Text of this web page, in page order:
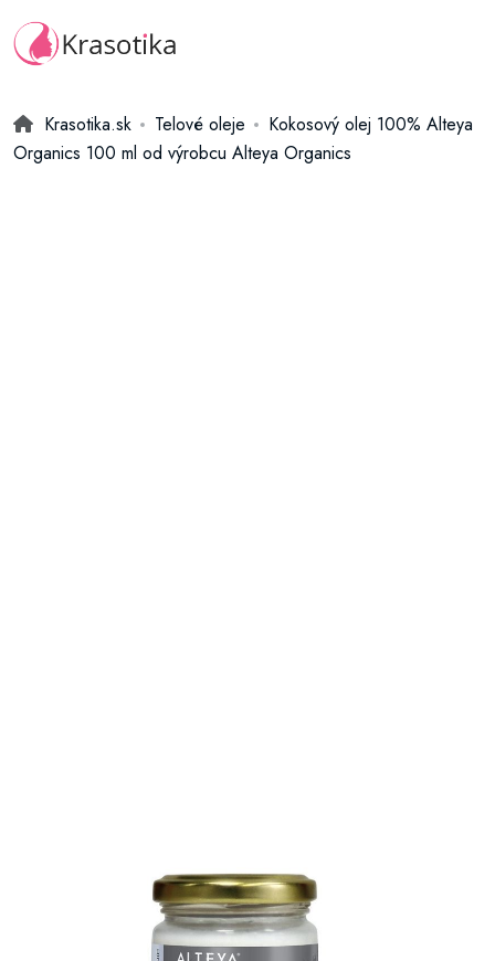
Krasotika.sk Telové oleje
Kokosový olej 100% Alteya
Organics 100 ml od výrobcu Alteya Organics